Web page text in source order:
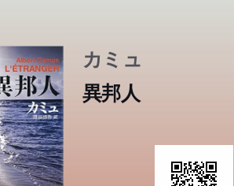
カミュ
異邦人